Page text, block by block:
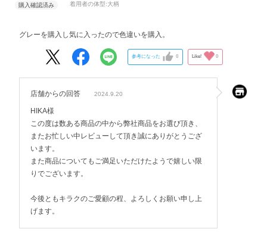
着用者の体型:大柄
グレーを購入し気に入ったので色違いを購入。
参考になった 0 Like! 0
店舗からの回答 2024.9.20
HIKA様
この度は数ある商品の中から弊社商品をお選び頂き、
またお忙しい中レビューして頂き誠にありがとうござ
います。
また商品についてもご満足いただけたようで嬉しい限
りでございます。
今後ともキラクのご愛顧の程、よろしくお願い申し上
げます。